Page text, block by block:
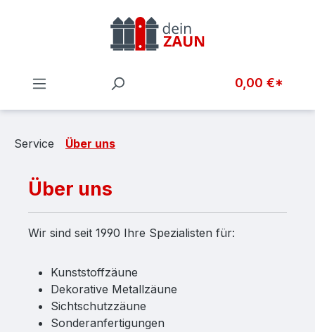
Zum Hauptinhalt springen
0,00 €*
Service Über uns
Über uns
Wir sind seit 1990 Ihre Spezialisten für:
Kunststoffzäune
Dekorative Metallzäune
Sichtschutzzäune
Sonderanfertigungen